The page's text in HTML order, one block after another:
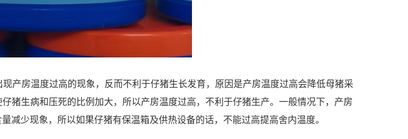
产房温度过高的现象，反而不利于仔猪生长发育，原因是产房温度过高会降低母猪采
猪生病和压死的比例加大，所以产房温度过高，不利于仔猪生产。一般情况下，产房
少现象，所以如果仔猪有保温箱及供热设备的话，不能过高提高舍内温度。